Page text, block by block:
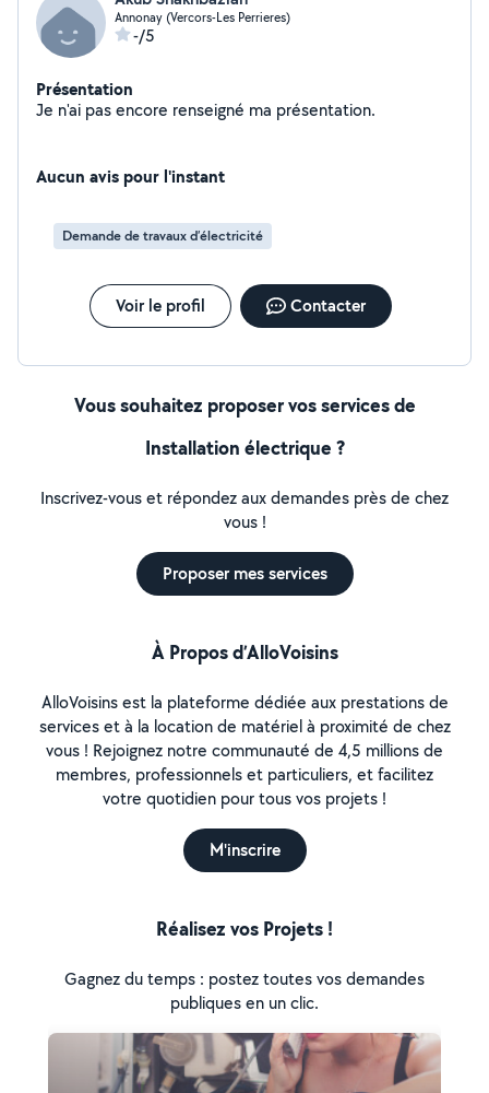
Annonay (Vercors-Les Perrieres)
-/5
Présentation
Je n'ai pas encore renseigné ma présentation.
Aucun avis pour l'instant
Demande de travaux d’électricité
Voir le profil Contacter
Vous souhaitez proposer vos services de
Installation électrique ?
Inscrivez-vous et répondez aux demandes près de chez
vous !
Proposer mes services
À Propos d’AlloVoisins
AlloVoisins est la plateforme dédiée aux prestations de
services et à la location de matériel à proximité de chez
vous ! Rejoignez notre communauté de 4,5 millions de
membres, professionnels et particuliers, et facilitez
votre quotidien pour tous vos projets !
M'inscrire
Réalisez vos Projets !
Gagnez du temps : postez toutes vos demandes
publiques en un clic.